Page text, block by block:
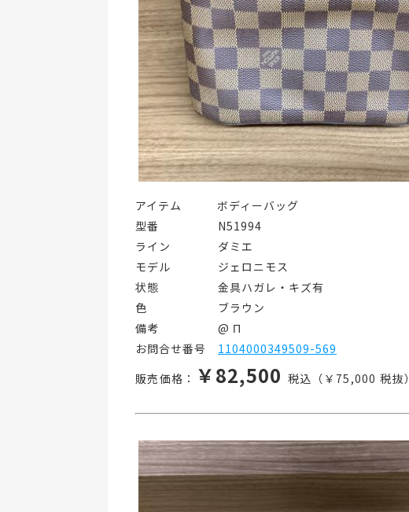
アイテム   ボディーバッグ
型番     N51994
ライン    ダミエ
モデル    ジェロニモス
状態     金具ハガレ・キズ有
色      ブラウン
備考     @ Π
お問合せ番号 1104000349509-569
販売価格： ￥82,500 税込（￥75,000 税抜）